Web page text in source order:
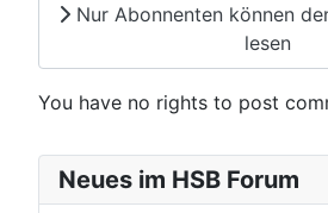
Neues im HSB Forum
Nur Abonnenten können
lesen
You have no rights to post